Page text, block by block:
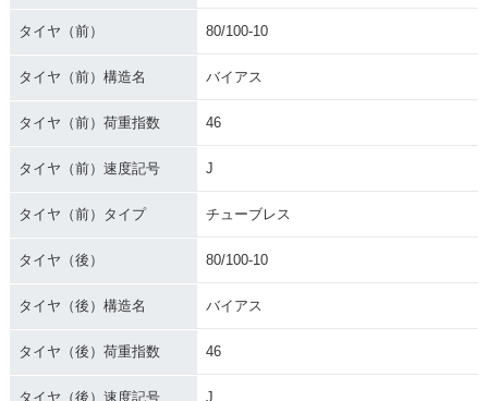
タイヤ（前） 80/100-10
タイヤ（前）構造名 バイアス
タイヤ（前）荷重指数 46
タイヤ（前）速度記号 J
タイヤ（前）タイプ チューブレス
タイヤ（後） 80/100-10
タイヤ（後）構造名 バイアス
タイヤ（後）荷重指数 46
タイヤ（後）速度記号 J